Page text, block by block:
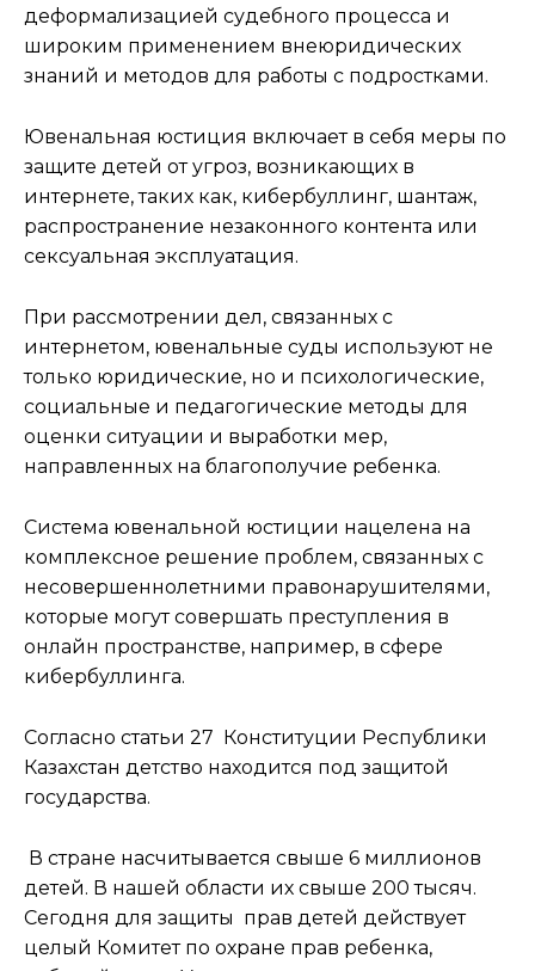
деформализацией судебного процесса и
широким применением внеюридических
знаний и методов для работы с подростками.
Ювенальная юстиция включает в себя меры по
защите детей от угроз, возникающих в
интернете, таких как, кибербуллинг, шантаж,
распространение незаконного контента или
сексуальная эксплуатация.
При рассмотрении дел, связанных с
интернетом, ювенальные суды используют не
только юридические, но и психологические,
социальные и педагогические методы для
оценки ситуации и выработки мер,
направленных на благополучие ребенка.
Система ювенальной юстиции нацелена на
комплексное решение проблем, связанных с
несовершеннолетними правонарушителями,
которые могут совершать преступления в
онлайн пространстве, например, в сфере
кибербуллинга.
Согласно статьи 27 Конституции Республики
Казахстан детство находится под защитой
государства.
В стране насчитывается свыше 6 миллионов
детей. В нашей области их свыше 200 тысяч.
Сегодня для защиты прав детей действует
целый Комитет по охране прав ребенка,